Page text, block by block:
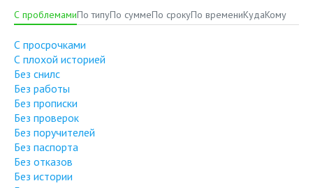
С проблемамиПо типуПо суммеПо срокуПо времениКудаКому
С просрочками
С плохой историей
Без снилс
Без работы
Без прописки
Без проверок
Без поручителей
Без паспорта
Без отказов
Без истории